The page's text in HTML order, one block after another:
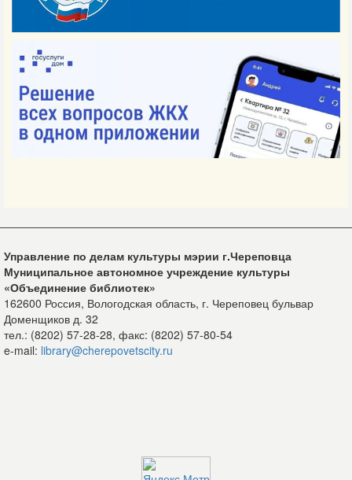
Управление по делам культуры мэрии г.Череповца
Муниципальное автономное учреждение культуры
«Объединение библиотек»
162600 Россия, Вологодская область, г. Череповец бульвар
Доменщиков д. 32
тел.: (8202) 57-28-28, факс: (8202) 57-80-54
e-mail: library@cherepovetscity.ru